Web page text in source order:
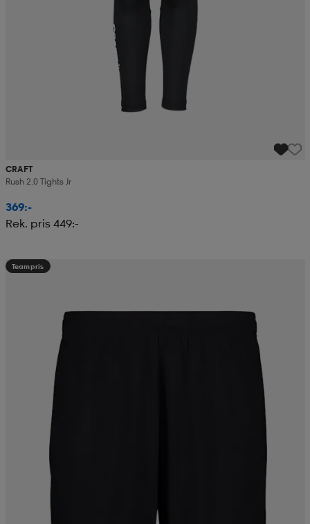
CRAFT
Rush 2.0 Tights Jr
369:-
Rek. pris 449:-
Teampris